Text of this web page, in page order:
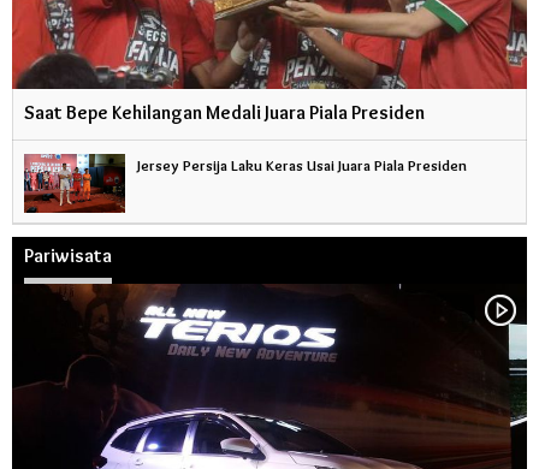
Saat Bepe Kehilangan Medali Juara Piala Presiden
Jersey Persija Laku Keras Usai Juara Piala Presiden
Pariwisata